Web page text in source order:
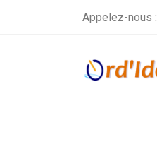
Appelez-nous :